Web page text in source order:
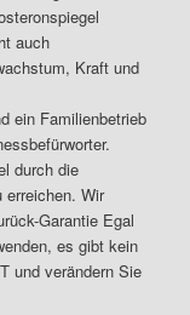
auch
Kraft und
ein Familienbetrieb
durch die
erreichen. Wir
Garantie Egal
es gibt kein
und verändern Sie